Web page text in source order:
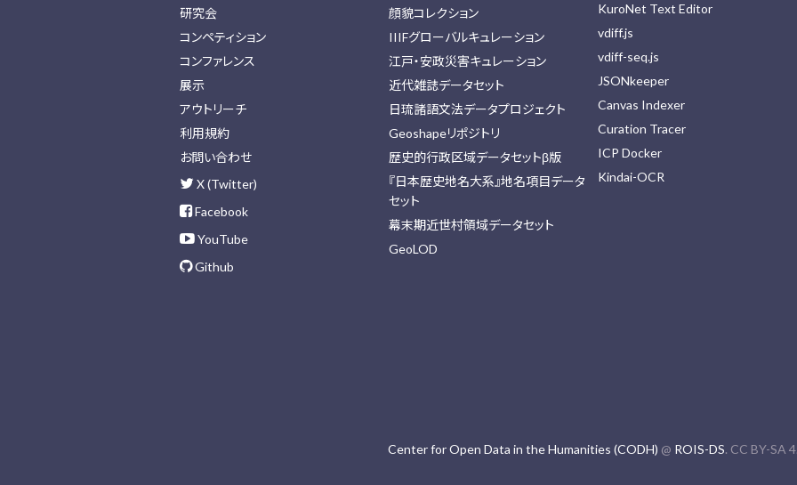
研究会
コンペティション
コンファレンス
展示
アウトリーチ
利用規約
お問い合わせ
X (Twitter)
Facebook
YouTube
Github
顔貌コレクション
IIIFグローバルキュレーション
江戸・安政災害キュレーション
近代雑誌データセット
日琉諸語文法データプロジェクト
Geoshapeリポジトリ
歴史的行政区域データセットβ版
『日本歴史地名大系』地名項目データ
セット
幕末期近世村領域データセット
GeoLOD
KuroNet Text Editor
vdiff.js
vdiff-seq.js
JSONkeeper
Canvas Indexer
Curation Tracer
ICP Docker
Kindai-OCR
Center for Open Data in the Humanities (CODH) @ ROIS-DS. CC BY-SA